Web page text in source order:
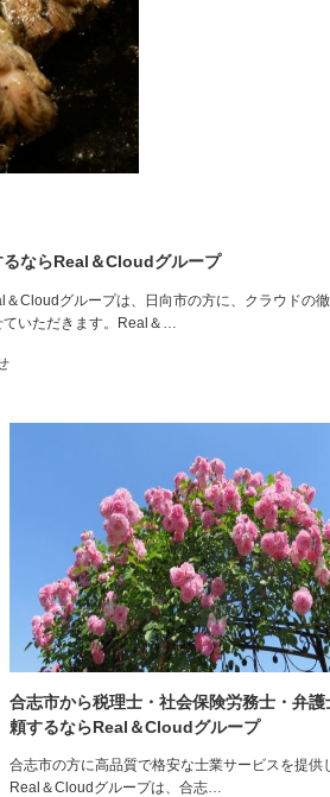
るならReal＆Cloudグループ
Cloudグループは、日向市の方に、クラウドの
ていただきます。Real＆…
合志市から税理士・社会保険労務士・弁護
頼するならReal＆Cloudグループ
合志市の方に高品質で格安な士業サービスを提供
Real＆Cloudグループは、合志…